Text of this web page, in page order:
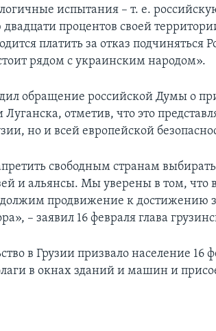
испытания – т. е.
процентов своей
платить за отказ подчиняться
рядом с украинским народом».
обращение российской Думы о
отметив, что это
но и всей европейской
свободным странам
и альянсы. Мы уверены в том, что
продвижение к достижению
– заявил 16 февраля глава
в Грузии призвало население 16
в окнах зданий и машин и